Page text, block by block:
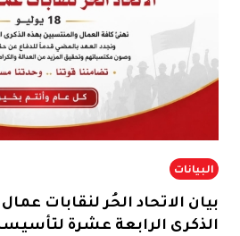
البيانات
بيان الاتحاد الحُر لنقابات
الذكرى الرابعة عشرة